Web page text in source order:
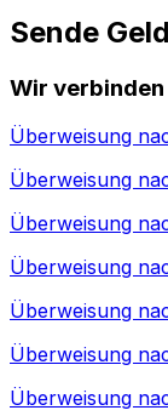
Sende
Wir
Überweisung
Überweisung
Überweisung
Überweisung
Überweisung
Überweisung
Überweisung